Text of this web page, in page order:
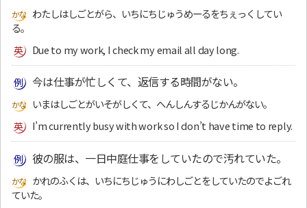
わたしはしごとがら、いちにちじゅうめーるをちぇっくしてい
る。
Due to my work, I check my email all day long.
今は仕事が忙しくて、返信する時間がない。
いまはしごとがいそがしくて、へんしんするじかんがない。
I’m currently busy with work so I don’t have time to reply.
彼の服は、一日中庭仕事をしていたので汚れていた。
かれのふくは、いちにちじゅうにわしごとをしていたのでよごれ
ていた。